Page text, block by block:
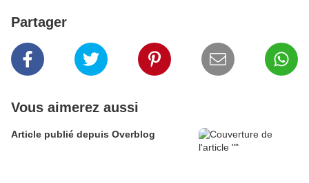
Partager
Vous aimerez aussi
Article publié depuis Overblog